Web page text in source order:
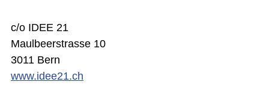
c/o IDEE 21
Maulbeerstrasse 10
3011 Bern
www.idee21.ch